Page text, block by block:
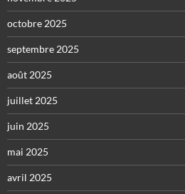
octobre 2025
septembre 2025
août 2025
juillet 2025
juin 2025
mai 2025
avril 2025